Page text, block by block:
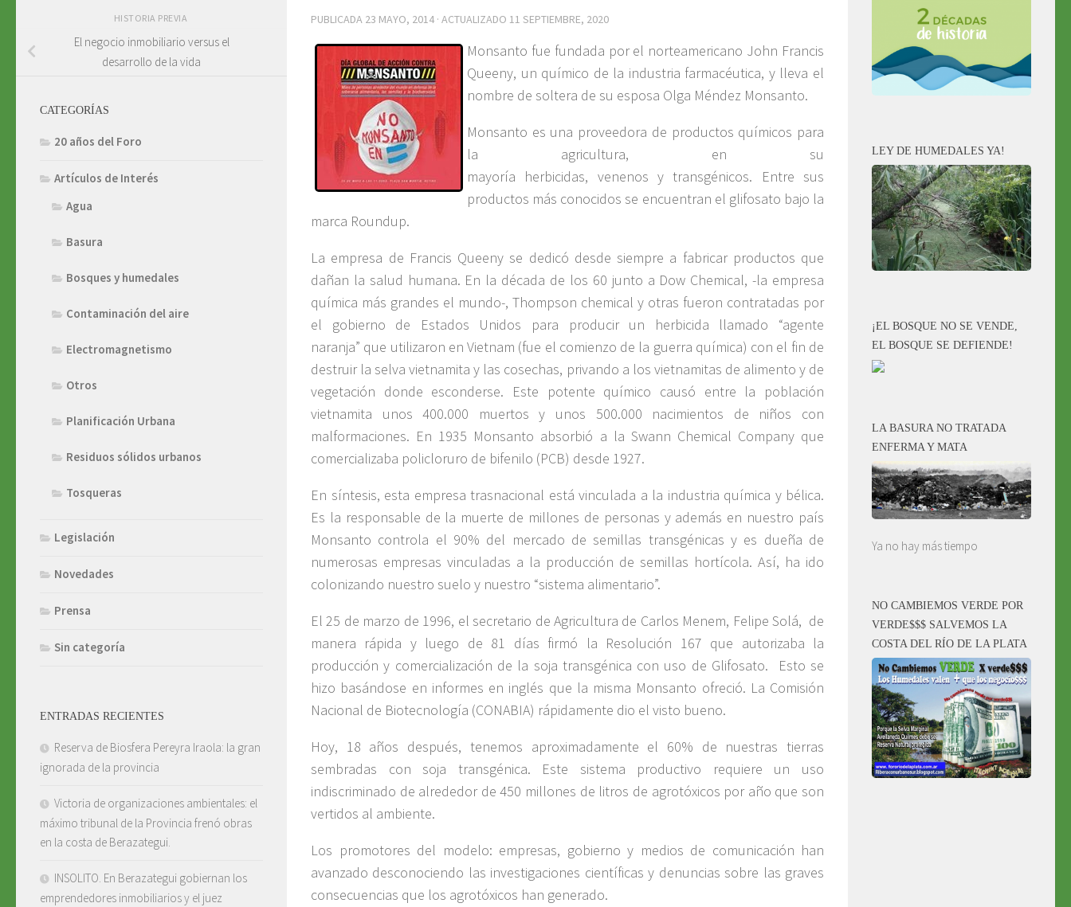
PUBLICADA 23 MAYO, 2014 · ACTUALIZADO 11 SEPTIEMBRE, 2020
Monsanto fue fundada por el norteamericano John Francis
Queeny, un químico de la industria farmacéutica, y lleva el
nombre de soltera de su esposa Olga Méndez Monsanto.
Monsanto es una proveedora de productos químicos para
la agricultura, en su
mayoría herbicidas, venenos y transgénicos. Entre sus
productos más conocidos se encuentran el glifosato bajo la
marca Roundup.
La empresa de Francis Queeny se dedicó desde siempre a fabricar productos que
dañan la salud humana. En la década de los 60 junto a Dow Chemical, -la empresa
química más grandes el mundo-, Thompson chemical y otras fueron contratadas por
el gobierno de Estados Unidos para producir un herbicida llamado “agente
naranja” que utilizaron en Vietnam (fue el comienzo de la guerra química) con el fin de
destruir la selva vietnamita y las cosechas, privando a los vietnamitas de alimento y de
vegetación donde esconderse. Este potente químico causó entre la población
vietnamita unos 400.000 muertos y unos 500.000 nacimientos de niños con
malformaciones. En 1935 Monsanto absorbió a la Swann Chemical Company que
comercializaba policloruro de bifenilo (PCB) desde 1927.
En síntesis, esta empresa trasnacional está vinculada a la industria química y bélica.
Es la responsable de la muerte de millones de personas y además en nuestro país
Monsanto controla el 90% del mercado de semillas transgénicas y es dueña de
numerosas empresas vinculadas a la producción de semillas hortícola. Así, ha ido
colonizando nuestro suelo y nuestro “sistema alimentario”.
El 25 de marzo de 1996, el secretario de Agricultura de Carlos Menem, Felipe Solá, de
manera rápida y luego de 81 días firmó la Resolución 167 que autorizaba la
producción y comercialización de la soja transgénica con uso de Glifosato. Esto se
hizo basándose en informes en inglés que la misma Monsanto ofreció. La Comisión
Nacional de Biotecnología (CONABIA) rápidamente dio el visto bueno.
Hoy, 18 años después, tenemos aproximadamente el 60% de nuestras tierras
sembradas con soja transgénica. Este sistema productivo requiere un uso
indiscriminado de alrededor de 450 millones de litros de agrotóxicos por año que son
vertidos al ambiente.
Los promotores del modelo: empresas, gobierno y medios de comunicación han
avanzado desconociendo las investigaciones científicas y denuncias sobre las graves
consecuencias que los agrotóxicos han generado.
HISTORIA PREVIA
El negocio inmobiliario versus el
desarrollo de la vida
CATEGORÍAS
20 años del Foro
Artículos de Interés
Agua
Basura
Bosques y humedales
Contaminación del aire
Electromagnetismo
Otros
Planificación Urbana
Residuos sólidos urbanos
Tosqueras
Legislación
Novedades
Prensa
Sin categoría
ENTRADAS RECIENTES
Reserva de Biosfera Pereyra Iraola: la gran
ignorada de la provincia
Victoria de organizaciones ambientales: el
máximo tribunal de la Provincia frenó obras
en la costa de Berazategui.
INSOLITO. En Berazategui gobiernan los
emprendedores inmobiliarios y el juez
LEY DE HUMEDALES YA!
¡EL BOSQUE NO SE VENDE,
EL BOSQUE SE DEFIENDE!
LA BASURA NO TRATADA
ENFERMA Y MATA
Ya no hay más tiempo
NO CAMBIEMOS VERDE POR
VERDE$$$ SALVEMOS LA
COSTA DEL RÍO DE LA PLATA